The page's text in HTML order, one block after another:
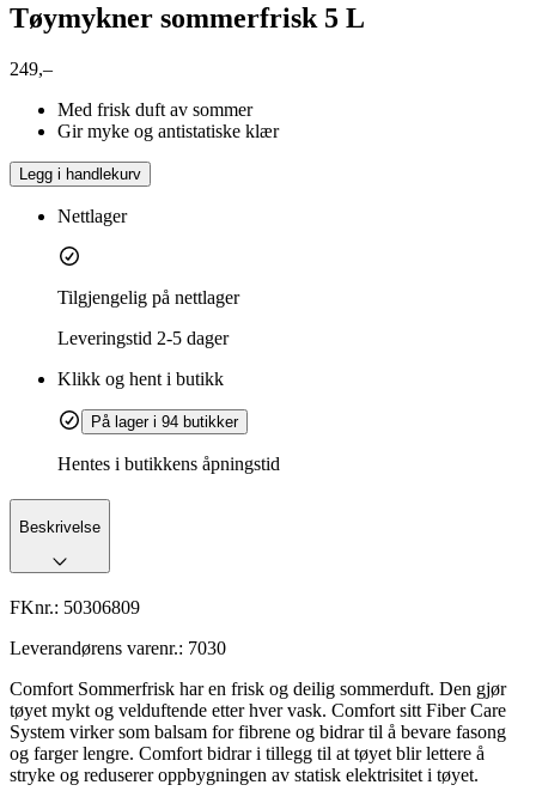
Tøymykner sommerfrisk 5 L
249,–
Med frisk duft av sommer
Gir myke og antistatiske klær
Legg i handlekurv
Nettlager
Tilgjengelig på nettlager
Leveringstid 2-5 dager
Klikk og hent i butikk
På lager i 94 butikker
Hentes i butikkens åpningstid
Beskrivelse
FKnr.: 50306809
Leverandørens varenr.: 7030
Comfort Sommerfrisk har en frisk og deilig sommerduft. Den gjør
tøyet mykt og velduftende etter hver vask. Comfort sitt Fiber Care
System virker som balsam for fibrene og bidrar til å bevare fasong
og farger lengre. Comfort bidrar i tillegg til at tøyet blir lettere å
stryke og reduserer oppbygningen av statisk elektrisitet i tøyet.